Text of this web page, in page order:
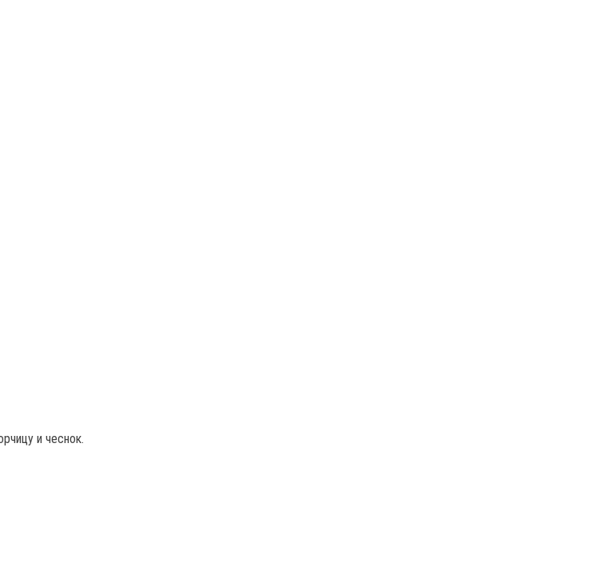
и чеснок.